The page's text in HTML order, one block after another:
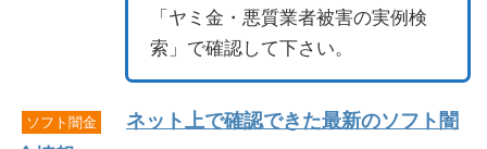
「ヤミ金・悪質業者被害の実例検
索」で確認して下さい。
ソフト闇金
ネット上で確認できた最新のソフト闇